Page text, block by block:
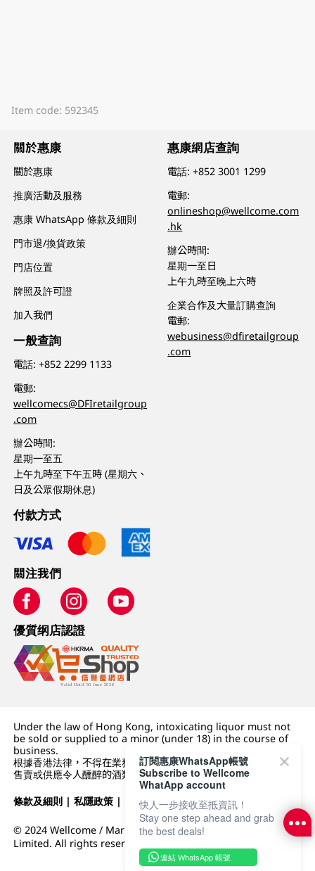
Item code: 592345
關於惠康
關於惠康
推廣活動及服務
惠康 WhatsApp 條款及細則
門市退/換貨政策
門店位置
牌照及許可證
加入我們
一般查詢
電話:+852 2299 1133
電郵:
wellcomecs@DFIretailgroup
.com
辦公時間:
星期一至五
上午九時至下午五時 (星期六、
日及公眾假期休息)
惠康網店查詢
電話:+852 3001 1299
電郵:
onlineshop@wellcome.com
.hk
辦公時間:
星期一至日
上午九時至晚上六時
企業合作及大量訂購查詢
電郵:
webusiness@dfiretailgroup
.com
付款方式
關注我們
優質纲店認證
Under the law of Hong Kong, intoxicating liquor must not
be sold or supplied to a minor (under 18) in the course of
business.
根據香港法律，不得在業務過程中，向未成年人 (18 歲以下人士)
售賣或供應令人醺醉的酒類。
條款及細則 |私隱政策 | DFI零售集團
© 2024 Wellcome / Market Place. The Dairy Farm Company
Limited. All rights reserved.
訂閱惠康WhatsApp帳號
Subscribe to Wellcome
WhatApp account
快人一步接收至抵資訊！
Stay one step ahead and grab
the best deals!
連結 WhatsApp 帳號